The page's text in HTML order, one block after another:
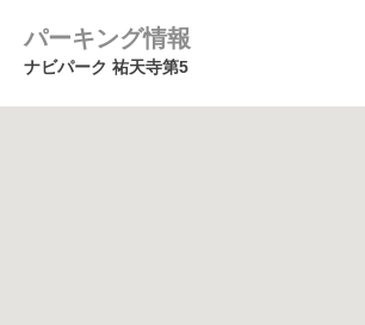
パーキング情報
ナビパーク 祐天寺第5